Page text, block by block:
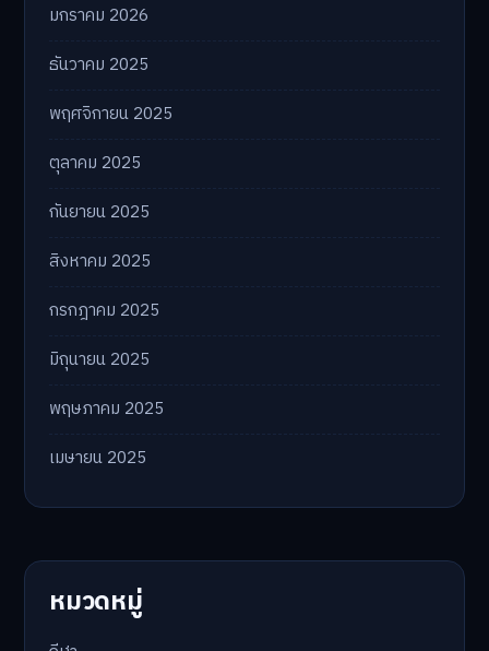
มกราคม 2026
ธันวาคม 2025
พฤศจิกายน 2025
ตุลาคม 2025
กันยายน 2025
สิงหาคม 2025
กรกฎาคม 2025
มิถุนายน 2025
พฤษภาคม 2025
เมษายน 2025
หมวดหมู่